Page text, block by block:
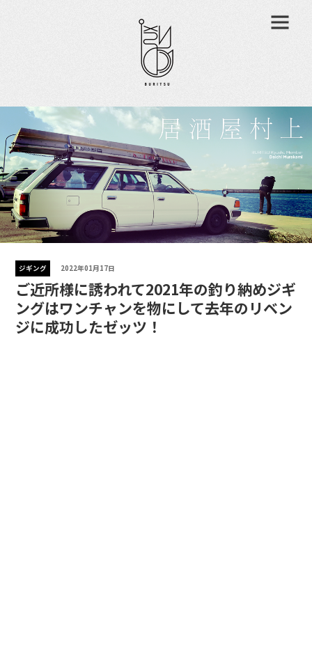
ジギング 2022年01月17日
ご近所様に誘われて2021年の釣り納めジギ
ングはワンチャンを物にして去年のリベン
ジに成功したゼッツ！